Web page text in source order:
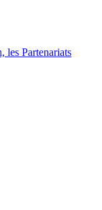
les Partenariats